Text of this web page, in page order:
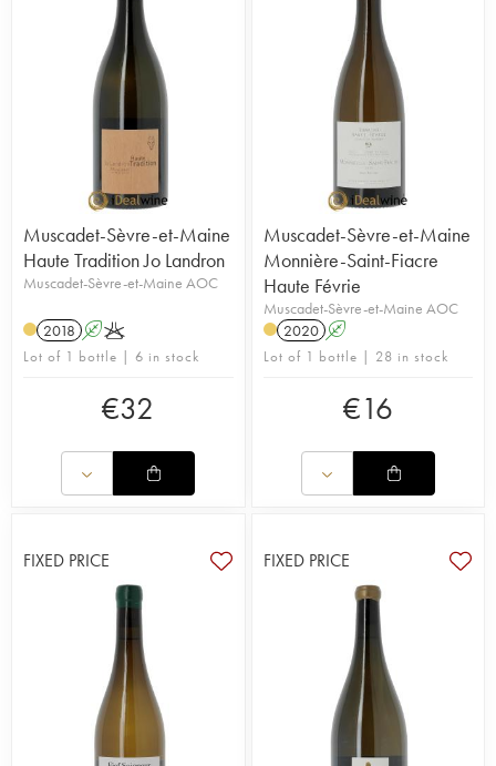
Muscadet-Sèvre-et-Maine
Haute Tradition Jo Landron
Muscadet-Sèvre-et-Maine AOC
2018 AK
Lot of 1 bottle | 6 in stock
€32
Muscadet-Sèvre-et-Maine
Monnière-Saint-Fiacre
Haute Févrie
Muscadet-Sèvre-et-Maine AOC
2020 A
Lot of 1 bottle | 28 in stock
€16
FIXED PRICE FIXED PRICE